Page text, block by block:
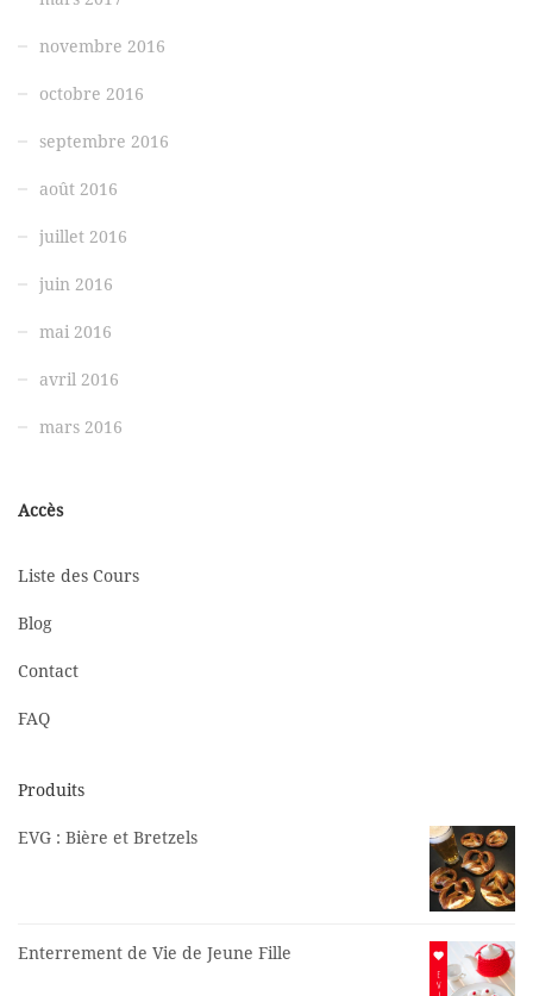
novembre 2016
octobre 2016
septembre 2016
août 2016
juillet 2016
juin 2016
mai 2016
avril 2016
mars 2016
Accès
Liste des Cours
Blog
Contact
FAQ
Produits
EVG : Bière et Bretzels
Enterrement de Vie de Jeune Fille